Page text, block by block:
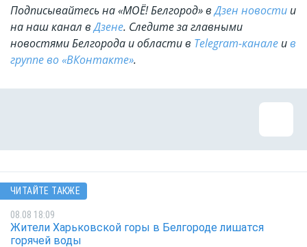
Подписывайтесь на «МОЁ! Белгород» вДзен новости и
на наш канал вДзене. Cледите за главными
новостями Белгорода и области в Telegram-канале ив
группе во «ВКонтакте».
ЧИТАЙТЕ ТАКЖЕ
08.08 18:09
Жители Харьковской горы в Белгороде лишатся
горячей воды